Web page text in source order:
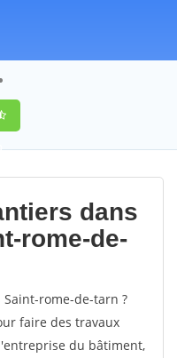
dans
rome-de-
rome-de-tarn ?
faire des travaux
du bâtiment,